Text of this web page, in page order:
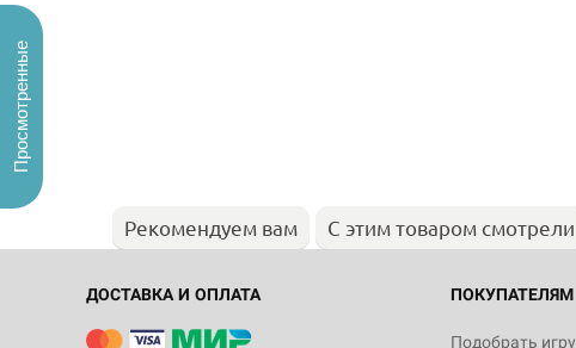
Рекомендуем вам С этим товаром смотрели
ДОСТАВКА И ОПЛАТА ПОКУПАТЕЛЯМ
Подобрать игру
Просмотренные